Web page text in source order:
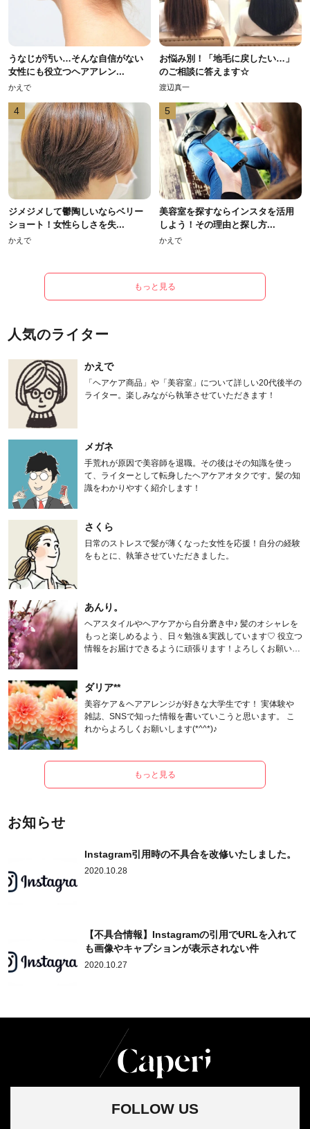
うなじが汚い…そんな自信がない
女性にも役立つヘアアレン...
かえで
お悩み別！「地毛に戻したい…」
のご相談に答えます☆
渡辺真一
4
ジメジメして鬱陶しいならベリー
ショート！女性らしさを失...
かえで
5
美容室を探すならインスタを活用
しよう！その理由と探し方...
かえで
もっと見る
人気のライター
かえで
「ヘアケア商品」や「美容室」について詳しい20代後半の
ライター。楽しみながら執筆させていただきます！
メガネ
手荒れが原因で美容師を退職。その後はその知識を使っ
て、ライターとして転身したヘアケアオタクです。髪の知
識をわかりやすく紹介します！
さくら
日常のストレスで髪が薄くなった女性を応援！自分の経験
をもとに、執筆させていただきました。
あんり。
ヘアスタイルやヘアケアから自分磨き中♪ 髪のオシャレを
もっと楽しめるよう、日々勉強＆実践しています♡ 役立つ
情報をお届けできるように頑張ります！よろしくお願いし
ダリア**
美容ケア＆ヘアアレンジが好きな大学生です！ 実体験や
雑誌、SNSで知った情報を書いていこうと思います。 こ
れからよろしくお願いします(*^^*)♪
もっと見る
お知らせ
Instagram引用時の不具合を改修いたしました。
2020.10.28
【不具合情報】Instagramの引用でURLを入れて
も画像やキャプションが表示されない件
2020.10.27
FOLLOW US